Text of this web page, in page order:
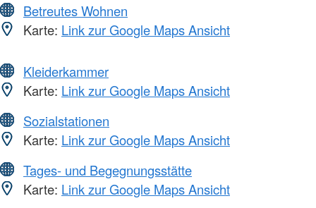
Betreutes Wohnen
Karte: Link zur Google Maps Ansicht
Kleiderkammer
Karte: Link zur Google Maps Ansicht
Sozialstationen
Karte: Link zur Google Maps Ansicht
Tages- und Begegnungsstätte
Karte: Link zur Google Maps Ansicht